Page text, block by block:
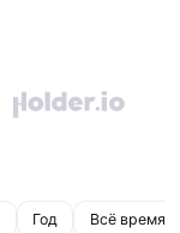
Год Всё время